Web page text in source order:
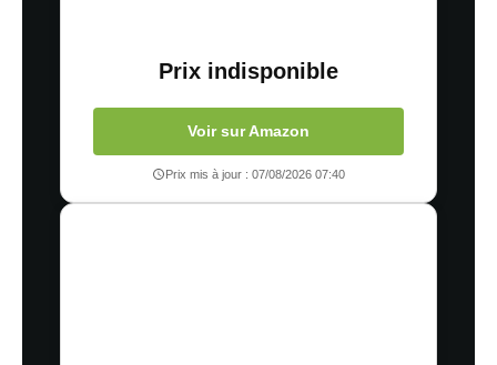
Prix indisponible
Voir sur Amazon
Prix mis à jour : 07/08/2026 07:40